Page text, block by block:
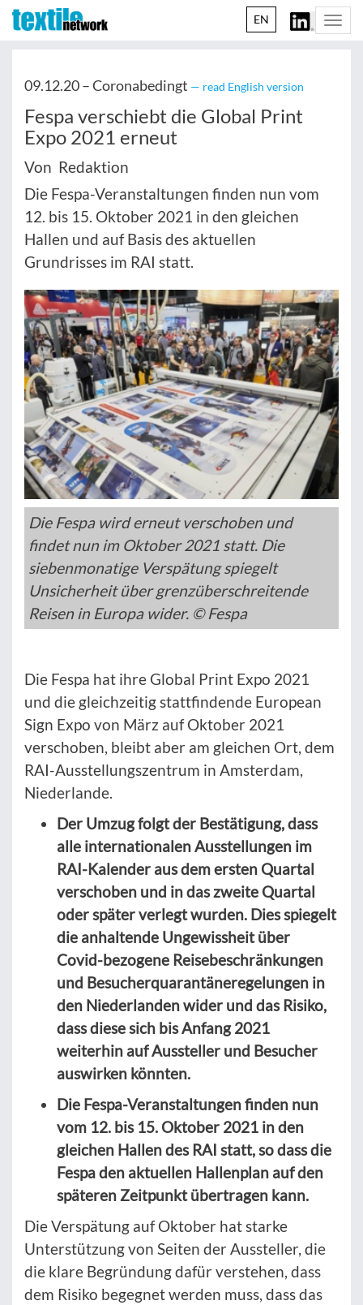
EN
09.12.20 –Coronabedingt — read English version
Fespa verschiebt die Global Print
Expo 2021 erneut
Von Redaktion
Die Fespa-Veranstaltungen finden nun vom
12. bis 15. Oktober 2021 in den gleichen
Hallen und auf Basis des aktuellen
Grundrisses im RAI statt.
Die Fespa wird erneut verschoben und
findet nun im Oktober 2021 statt. Die
siebenmonatige Verspätung spiegelt
Unsicherheit über grenzüberschreitende
Reisen in Europa wider. © Fespa
Die Fespa hat ihre Global Print Expo 2021
und die gleichzeitig stattfindende European
Sign Expo von März auf Oktober 2021
verschoben, bleibt aber am gleichen Ort, dem
RAI-Ausstellungszentrum in Amsterdam,
Niederlande.
Der Umzug folgt der Bestätigung, dass
alle internationalen Ausstellungen im
RAI-Kalender aus dem ersten Quartal
verschoben und in das zweite Quartal
oder später verlegt wurden. Dies spiegelt
die anhaltende Ungewissheit über
Covid-bezogene Reisebeschränkungen
und Besucherquarantäneregelungen in
den Niederlanden wider und das Risiko,
dass diese sich bis Anfang 2021
weiterhin auf Aussteller und Besucher
auswirken könnten.
Die Fespa-Veranstaltungen finden nun
vom 12. bis 15. Oktober 2021 in den
gleichen Hallen des RAI statt, so dass die
Fespa den aktuellen Hallenplan auf den
späteren Zeitpunkt übertragen kann.
Die Verspätung auf Oktober hat starke
Unterstützung von Seiten der Aussteller, die
die klare Begründung dafür verstehen, dass
dem Risiko begegnet werden muss, dass das